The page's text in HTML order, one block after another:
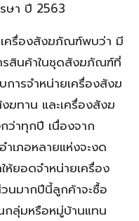
ษา ปี 2563
เครื่องสังฆภัณฑ์พบว่า มี
รสินค้าในชุดสังฆภัณฑ์ที่
ารจำหน่ายเครื่องสังฆ
ทาน และเครื่องสังฆ
าทุกปี เนื่องจาก
เภอหลายแห่งจะงด
ห้ยอดจำหน่ายเครื่อง
มากปีนี้ลูกค้าจะซื้อ
กลุ่มหรือหมู่บ้านแทน